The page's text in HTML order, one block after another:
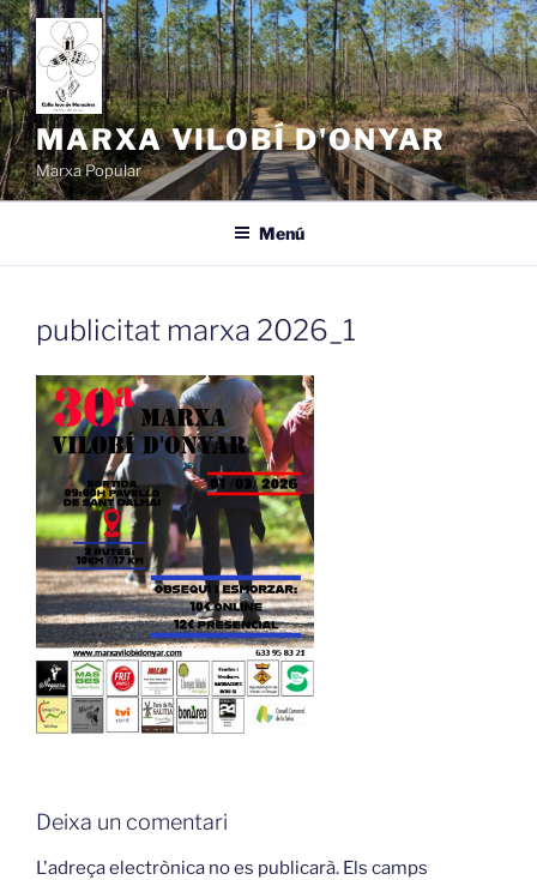
Vés
al
contingut
MARXA VILOBÍ D'ONYAR
Marxa Popular
Menú
publicitat marxa 2026_1
Deixa un comentari
L'adreça electrònica no es publicarà. Els camps